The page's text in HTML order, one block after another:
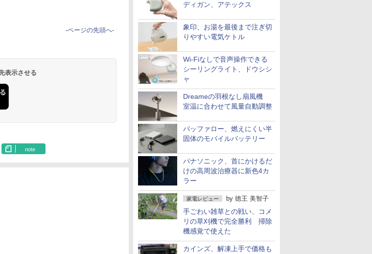
ディガン、アテックス
象印、お湯を最後まで注ぎ切
りやすい電気ケトル
Wi-Fiなしで音声操作できる
シーリングライト、ドウシシ
ャ
Dreameの羽根なし扇風機
室温に合わせて風量自動調整
バッファロー、燃えにくい半
固体のモバイルバッテリー
パナソニック、首にかけるだ
けの高周波治療器に新色4カ
ラー
家電レビュー by 徳王 美智子
手ごわい雑草との戦い、コメ
リの草刈機で完全勝利 掃除
機感覚で使えた
カインズ、解凍上手で価格も
-ページの先頭へ-
表示させる
note